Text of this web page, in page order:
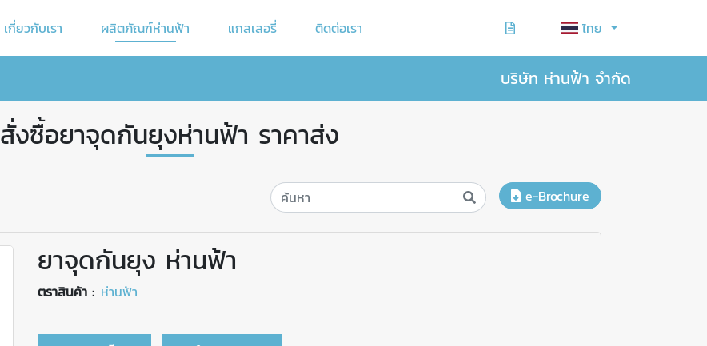
เกี่ยวกับเรา ผลิตภัณฑ์ห่านฟ้า แกลเลอรี่ ติดต่อเรา ไทย
บริษัท ห่านฟ้า จำกัด
สั่งซื้อยาจุดกันยุงห่านฟ้า ราคาส่ง
e-Brochure
ยาจุดกันยุง ห่านฟ้า
ตราสินค้า : ห่านฟ้า